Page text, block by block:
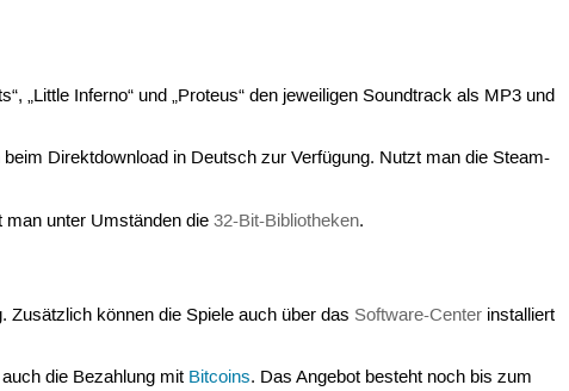
„Little Inferno“ und „Proteus“ den jeweiligen Soundtrack als MP3 und
Direktdownload in Deutsch zur Verfügung. Nutzt man die Steam-
man unter Umständen die32-Bit-Bibliotheken.
Zusätzlich können die Spiele auch über das Software-Center installiert
die Bezahlung mit Bitcoins. Das Angebot besteht noch bis zum